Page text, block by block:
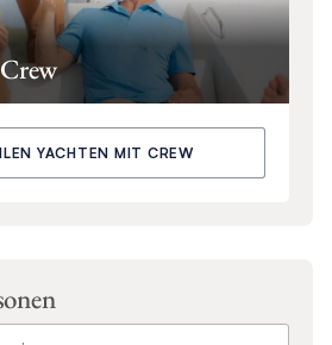
YACHTEN MIT CREW